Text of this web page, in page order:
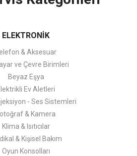
ELEKTRONİK
& Aksesuar
ve Çevre Birimleri
Beyaz Eşya
Ev Aletleri
- Ses Sistemleri
& Kamera
Klima & Isıtıcılar
& Kişisel Bakım
Oyun Konsolları